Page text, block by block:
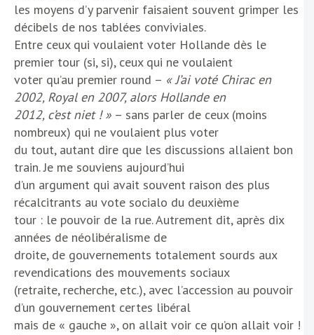
les moyens d’y parvenir faisaient souvent grimper les
décibels de nos tablées conviviales.
Entre ceux qui voulaient voter Hollande dès le
premier tour (si, si), ceux qui ne voulaient
voter qu’au premier round – « J’ai voté Chirac en
2002, Royal en 2007, alors Hollande en
2012, c’est niet ! » – sans parler de ceux (moins
nombreux) qui ne voulaient plus voter
du tout, autant dire que les discussions allaient bon
train. Je me souviens aujourd’hui
d’un argument qui avait souvent raison des plus
récalcitrants au vote socialo du deuxième
tour : le pouvoir de la rue. Autrement dit, après dix
années de néolibéralisme de
droite, de gouvernements totalement sourds aux
revendications des mouvements sociaux
(retraite, recherche, etc.), avec l’accession au pouvoir
d’un gouvernement certes libéral
mais de « gauche », on allait voir ce qu’on allait voir !